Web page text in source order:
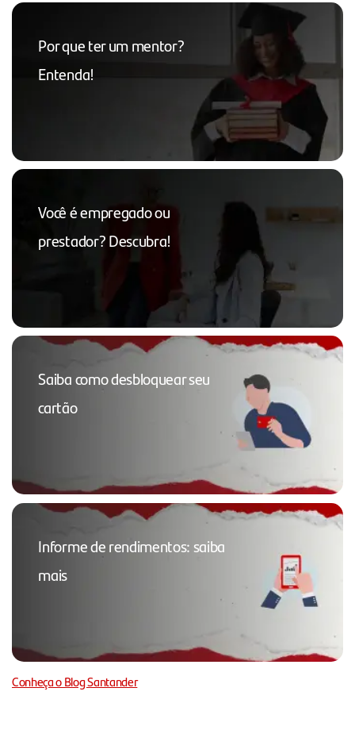
Por que ter um mentor?
Entenda!
Você é empregado ou
prestador? Descubra!
Saiba como desbloquear seu
cartão
Informe de rendimentos: saiba
mais
Conheça o Blog Santander